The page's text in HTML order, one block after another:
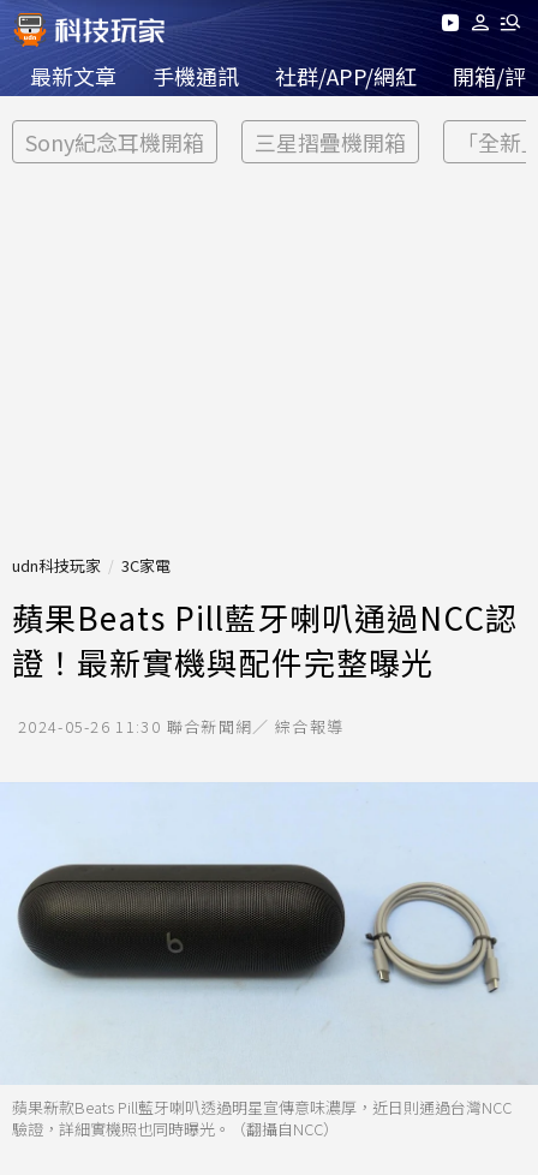
最新文章 手機通訊 社群/APP/網紅 開箱/評
Sony紀念耳機開箱 三星摺疊機開箱 「全新
udn科技玩家 3C家電
蘋果Beats Pill藍牙喇叭通過NCC認
證！最新實機與配件完整曝光
2024-05-26 11:30 聯合新聞網／ 綜合報導
蘋果新款Beats Pill藍牙喇叭透過明星宣傳意味濃厚，近日則通過台灣NCC
驗證，詳細實機照也同時曝光。（翻攝自NCC）